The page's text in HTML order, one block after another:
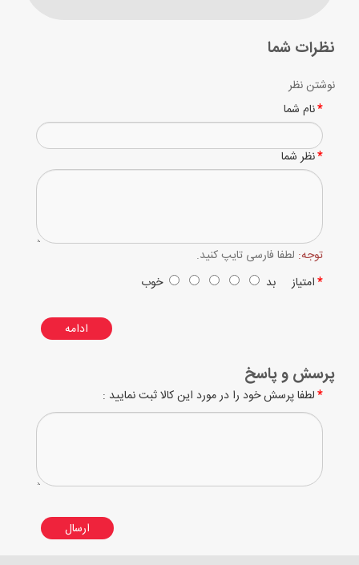
نظرات شما
نوشتن نظر
نام شما
نظر شما
توجه: لطفا فارسی تایپ کنید.
امتیازبد خوب
ادامه
پرسش و پاسخ
لطفا پرسش خود را در مورد این کالا ثبت نمایید :
ارسال